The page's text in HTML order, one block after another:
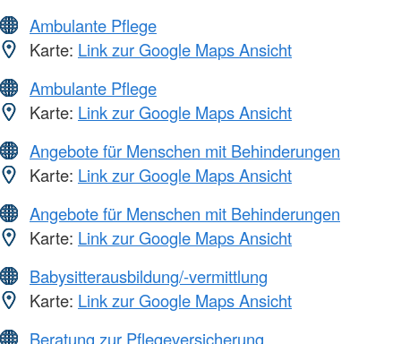
Ambulante Pflege
Karte: Link zur Google Maps Ansicht
Ambulante Pflege
Karte: Link zur Google Maps Ansicht
Angebote für Menschen mit Behinderungen
Karte: Link zur Google Maps Ansicht
Angebote für Menschen mit Behinderungen
Karte: Link zur Google Maps Ansicht
Babysitterausbildung/-vermittlung
Karte: Link zur Google Maps Ansicht
Beratung zur Pflegeversicherung